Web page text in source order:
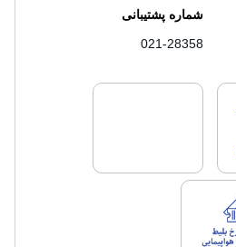
شماره پشتیبانی
021-28358
لایسنس های فروش سفرتاپلایسنس های
لایسنس های فروش سفرتاپ